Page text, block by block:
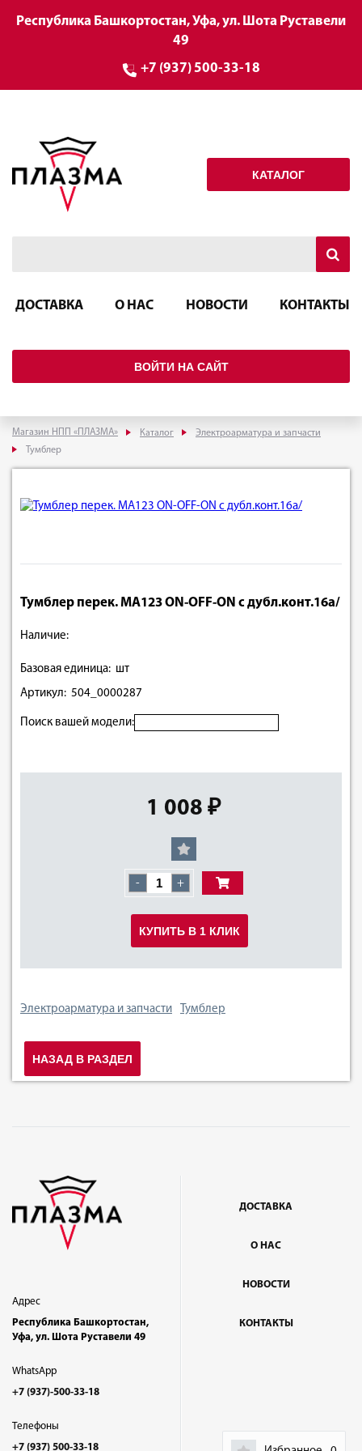
Республика Башкортостан, Уфа, ул. Шота Руставели
49
+7 (937) 500-33-18
КАТАЛОГ
ДОСТАВКА О НАС НОВОСТИ КОНТАКТЫ
ВОЙТИ НА САЙТ
Магазин НПП «ПЛАЗМА» Каталог
Электроарматура и запчасти
Тумблер
Тумблер перек. МА123 ON-OFF-ON c дубл.конт.16а/
Наличие:
Базовая единица: шт
Артикул: 504_0000287
Поиск вашей модели:
1 008 ₽
- +
КУПИТЬ В 1 КЛИК
Электроарматура и запчасти Тумблер
НАЗАД В РАЗДЕЛ
Адрес
Республика Башкортостан,
Уфа, ул. Шота Руставели 49
WhatsApp
+7 (937)-500-33-18
Телефоны
+7 (937) 500-33-18
ДОСТАВКА
О НАС
НОВОСТИ
КОНТАКТЫ